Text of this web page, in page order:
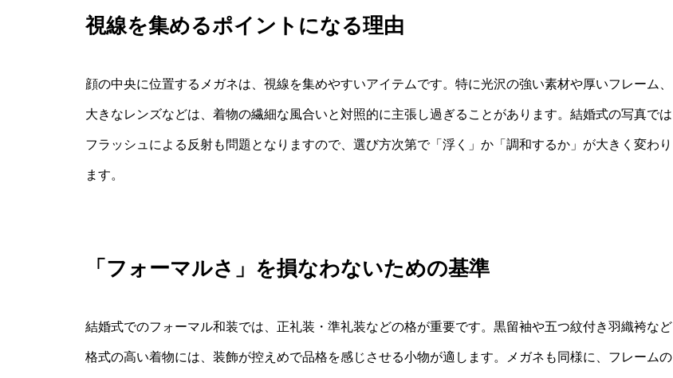
視線を集めるポイントになる理由
顔の中央に位置するメガネは、視線を集めやすいアイテムです。特に光沢の強い素材や厚いフレーム、
大きなレンズなどは、着物の繊細な風合いと対照的に主張し過ぎることがあります。結婚式の写真では
フラッシュによる反射も問題となりますので、選び方次第で「浮く」か「調和するか」が大きく変わり
ます。
「フォーマルさ」を損なわないための基準
結婚式でのフォーマル和装では、正礼装・準礼装などの格が重要です。黒留袖や五つ紋付き羽織袴など
格式の高い着物には、装飾が控えめで品格を感じさせる小物が適します。メガネも同様に、フレームの